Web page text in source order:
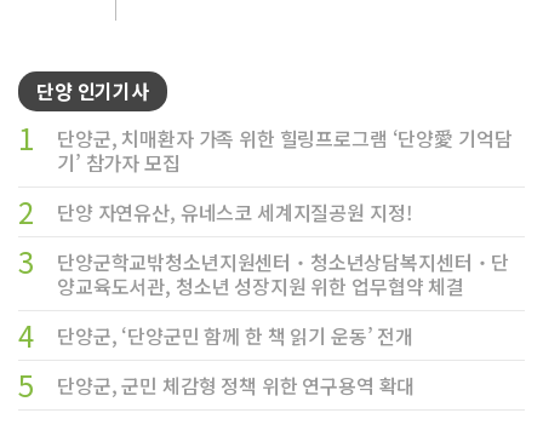
단양 인기기사
1
단양군, 치매환자 가족 위한 힐링프로그램 ‘단양愛 기억담
기’ 참가자 모집
2 단양 자연유산, 유네스코 세계지질공원 지정!
3
단양군학교밖청소년지원센터‧청소년상담복지센터‧단
양교육도서관, 청소년 성장지원 위한 업무협약 체결
4 단양군, ‘단양군민 함께 한 책 읽기 운동’ 전개
5 단양군, 군민 체감형 정책 위한 연구용역 확대